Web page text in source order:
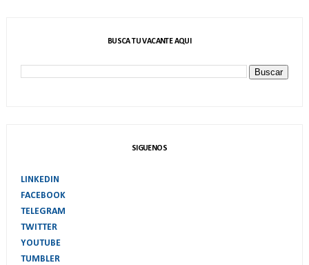
BUSCA TU VACANTE AQUI
SIGUENOS
LINKEDIN
FACEBOOK
TELEGRAM
TWITTER
YOUTUBE
TUMBLER